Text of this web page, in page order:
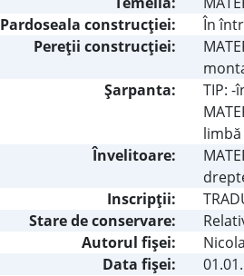
Pardoseala construcţiei:
În
Pereţii construcţiei:
Şarpanta:
TIP: -
Învelitoare:
Inscripţii:
Stare de conservare:
Autorul fişei:
Data fișei: